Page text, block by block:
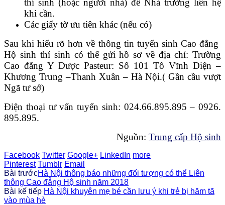
thí sinh (hoặc người nhà) để Nhà trường liên hệ
khi cần.
Các giấy tờ ưu tiên khác (nếu có)
Sau khi hiểu rõ hơn về thông tin tuyển sinh Cao đẳng
Hộ sinh thí sinh có thể gửi hồ sơ về địa chỉ: Trường
Cao đẳng Y Dược Pasteur: Số 101 Tô Vĩnh Diện –
Khương Trung –Thanh Xuân – Hà Nội.( Gần cầu vượt
Ngã tư sở)
Điện thoại tư vấn tuyển sinh: 024.66.895.895 – 0926.
895.895.
Nguồn: Trung cấp Hộ sinh
Facebook Twitter Google+ LinkedIn more
Pinterest Tumblr Email
Bài trướcHà Nội thông báo những đối tượng có thể Liên
thông Cao đẳng Hộ sinh năm 2018
Bài kế tiếp Hà Nội khuyên mẹ bé cần lưu ý khi trẻ bị hăm tã
vào mùa hè